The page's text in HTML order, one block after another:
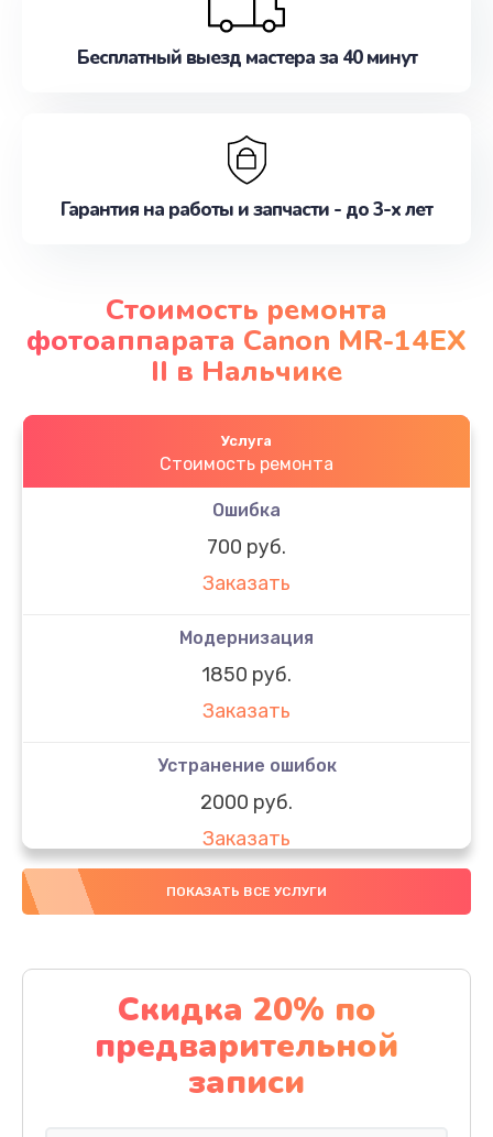
Бесплатный выезд мастера за 40 минут
Гарантия на работы и запчасти - до 3-х лет
Стоимость ремонта
фотоаппарата Canon MR-14EX
II в Нальчике
Услуга
Стоимость ремонта
Ошибка
700 руб.
Заказать
Модернизация
1850 руб.
Заказать
Устранение ошибок
2000 руб.
Заказать
Ремонт после залития
Заказать
Ремонт электроплаты
1320 руб.
Заказать
ПОКАЗАТЬ ВСЕ УСЛУГИ
Скидка 20% по
предварительной
записи